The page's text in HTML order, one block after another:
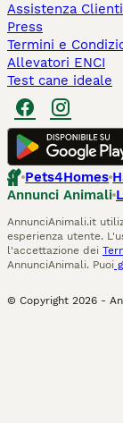
Assistenza Clienti
Press
Termini e
Allevatori ENCI
Test cane ideale
Pets4Homes
Annunci Animali
AnnunciAnimali.it
esperienza utente.
l'accettazione dei
AnnunciAnimali. Puoi
© Copyright 2026 -